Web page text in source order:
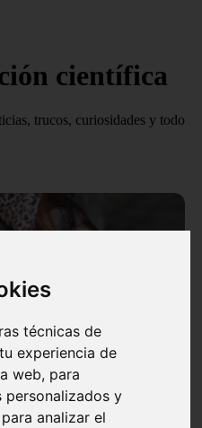
técnicas de
experiencia de
web, para
y
analizar el
científica
trucos, curiosidades y todo
imposible: Utilizarán
sus alimentos